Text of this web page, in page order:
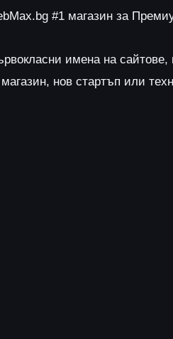
#1 магазин за
имена на
нов стартъп или